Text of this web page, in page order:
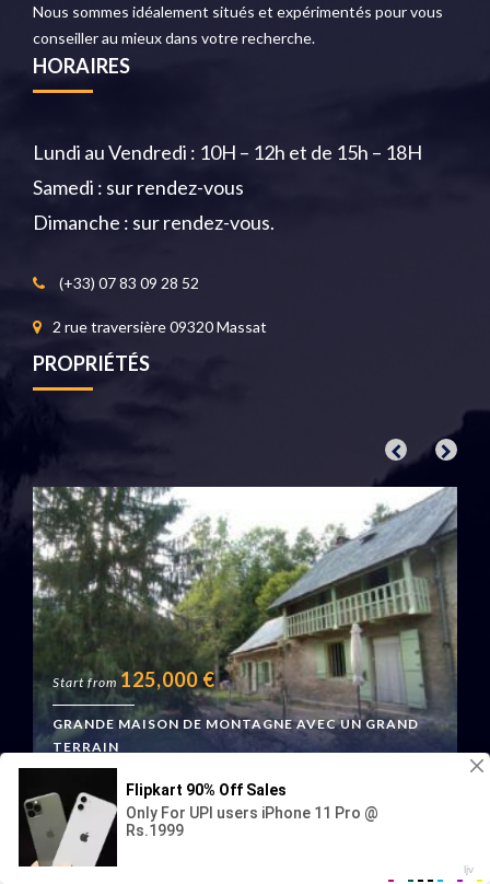
Nous sommes idéalement situés et expérimentés pour vous
conseiller au mieux dans votre recherche.
HORAIRES
Lundi au Vendredi : 10H – 12h et de 15h – 18H
Samedi : sur rendez-vous
Dimanche : sur rendez-vous.
(+33) 07 83 09 28 52
2 rue traversière 09320 Massat
PROPRIÉTÉS
Start from 125,000 €
GRANDE MAISON DE MONTAGNE AVEC UN GRAND
TERRAIN
Boussenac, France